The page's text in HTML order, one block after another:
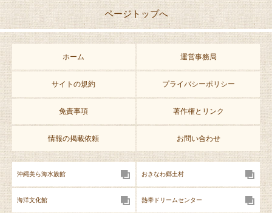
ページトップへ
ホーム 運営事務局
サイトの規約 プライバシーポリシー
免責事項 著作権とリンク
情報の掲載依頼 お問い合わせ
沖縄美ら海水族館 おきなわ郷土村
海洋文化館 熱帯ドリームセンター